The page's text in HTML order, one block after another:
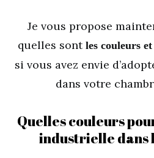
Je vous propose
quelles sont les couleurs
si vous avez envie
dans votre
Quelles couleurs
industrielle dans